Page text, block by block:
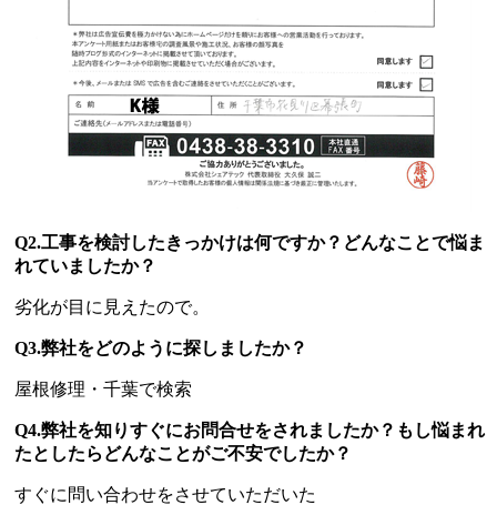
Q2.工事を検討したきっかけは何ですか？どんなことで悩ま
れていましたか？
劣化が目に見えたので。
Q3.弊社をどのように探しましたか？
屋根修理・千葉で検索
Q4.弊社を知りすぐにお問合せをされましたか？もし悩まれ
たとしたらどんなことがご不安でしたか？
すぐに問い合わせをさせていただいた